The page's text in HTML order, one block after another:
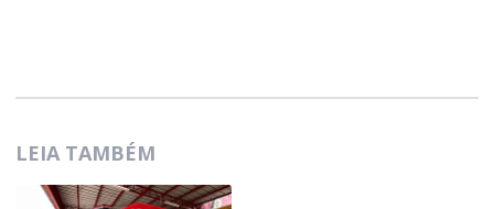
LEIA TAMBÉM